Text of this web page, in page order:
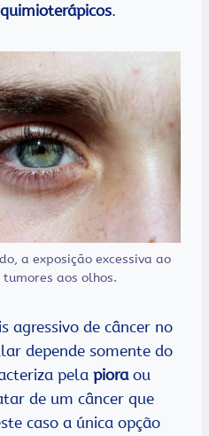
.
a exposição excessiva ao
aos olhos.
agressivo de câncer no
depende somente do
pela piora ou
de um câncer que
caso a única opção